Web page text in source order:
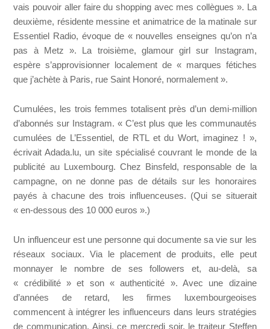
vais pouvoir aller faire du shopping avec mes collègues ». La
deuxième, résidente messine et animatrice de la matinale sur
Essentiel Radio, évoque de « nouvelles enseignes qu’on n’a
pas à Metz ». La troisième, glamour girl sur Instagram,
espère s’approvisionner localement de « marques fétiches
que j’achète à Paris, rue Saint Honoré, normalement ».
Cumulées, les trois femmes totalisent près d’un demi-million
d’abonnés sur Instagram. « C’est plus que les communautés
cumulées de L’Essentiel, de RTL et du Wort, imaginez ! »,
écrivait Adada.lu, un site spécialisé couvrant le monde de la
publicité au Luxembourg. Chez Binsfeld, responsable de la
campagne, on ne donne pas de détails sur les honoraires
payés à chacune des trois influenceuses. (Qui se situerait
« en-dessous des 10 000 euros ».)
Un influenceur est une personne qui documente sa vie sur les
réseaux sociaux. Via le placement de produits, elle peut
monnayer le nombre de ses followers et, au-delà, sa
« crédibilité » et son « authenticité ». Avec une dizaine
d’années de retard, les firmes luxembourgeoises
commencent à intégrer les influenceurs dans leurs stratégies
de communication. Ainsi, ce mercredi soir, le traiteur Steffen